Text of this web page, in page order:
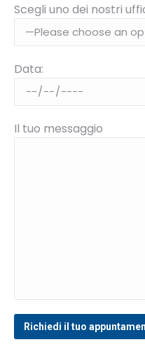
Scegli uno dei nostri
Data:
Il tuo messaggio